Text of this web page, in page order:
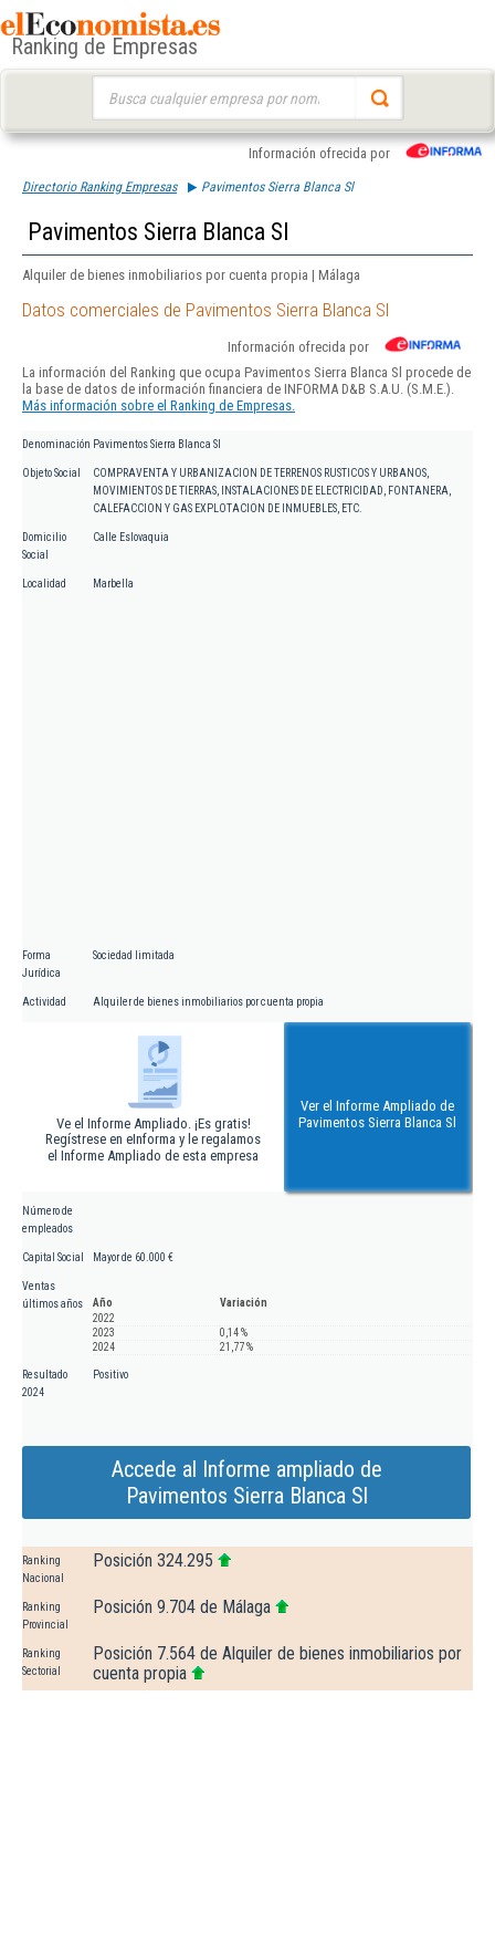
Ranking de Empresas
Información ofrecida por
Directorio Ranking Empresas Pavimentos Sierra Blanca Sl
Pavimentos Sierra Blanca Sl
Alquiler de bienes inmobiliarios por cuenta propia | Málaga
Datos comerciales de Pavimentos Sierra Blanca Sl
Información ofrecida por
La información del Ranking que ocupa Pavimentos Sierra Blanca Sl procede de
la base de datos de información financiera de INFORMA D&B S.A.U. (S.M.E.).
Más información sobre el Ranking de Empresas.
Denominación Pavimentos Sierra Blanca Sl
Objeto Social
COMPRAVENTA Y URBANIZACION DE TERRENOS RUSTICOS Y URBANOS,
MOVIMIENTOS DE TIERRAS, INSTALACIONES DE ELECTRICIDAD, FONTANERA,
CALEFACCION Y GAS EXPLOTACION DE INMUEBLES, ETC.
Domicilio
Social
Calle Eslovaquia
Localidad Marbella
Forma
Jurídica
Sociedad limitada
Actividad Alquiler de bienes inmobiliarios por cuenta propia
Ve el Informe Ampliado. ¡Es gratis!
Regístrese en eInforma y le regalamos
el Informe Ampliado de esta empresa
Ver el Informe Ampliado de
Pavimentos Sierra Blanca Sl
Número de
empleados
Capital Social Mayor de 60.000 €
Ventas
últimos años
Año
Variación
2022
2023
0,14 %
2024
21,77 %
Resultado
2024
Positivo
Accede al Informe ampliado de
Pavimentos Sierra Blanca Sl
Ranking
Nacional
Posición 324.295
Ranking
Provincial
Posición 9.704 de Málaga
Ranking
Sectorial
Posición 7.564 de Alquiler de bienes inmobiliarios por
cuenta propia